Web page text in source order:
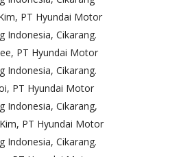
PT Hyundai Motor
Indonesia, Cikarang.
PT Hyundai Motor
Indonesia, Cikarang.
PT Hyundai Motor
Indonesia, Cikarang,
PT Hyundai Motor
Indonesia, Cikarang.